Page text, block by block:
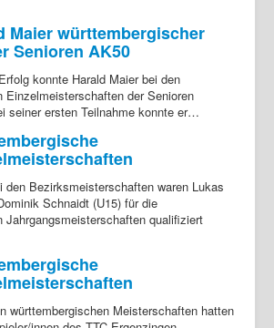
Maier württembergischer
Senioren AK50
konnte Harald Maier bei den
Einzelmeisterschaften der Senioren
seiner ersten Teilnahme konnte er…
den Bezirksmeisterschaften waren Lukas
Schnaidt (U15) für die
Jahrgangsmeisterschaften qualifiziert
württembergischen Meisterschaften hatten